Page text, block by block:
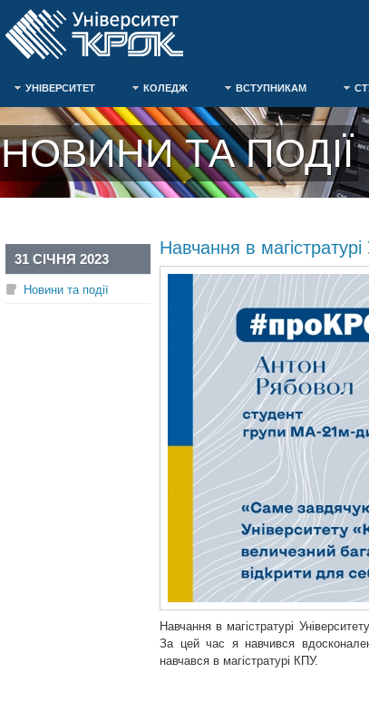
УНІВЕРСИТЕТ КОЛЕДЖ ВСТУПНИКАМ
НОВИНИ ТА ПОДІЇ
Навчання в
31 СІЧНЯ 2023
Новини та події
Навчання в магістратурі
За цей час я навчився
навчався в магістратурі КПУ.